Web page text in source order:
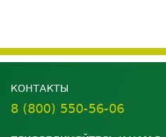
КОНТАКТЫ
8 (800) 550-56-06